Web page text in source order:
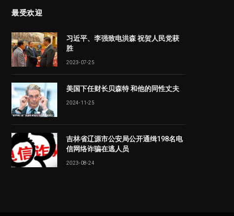
最受欢迎
习近平、李强致电洪森 祝贺人民党获
胜
2023-07-25
美国下任财长贝森特 和他的同性丈夫
2024-11-25
吉林省辽源市公安局公开通缉198名电
信网络诈骗在逃人员
2023-08-24